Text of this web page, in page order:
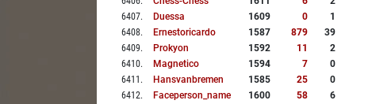
6407. Duessa 1609 0
1
6408. Ernestoricardo 1587 879
39
6409. Prokyon 1592 11
2
6410. Magnetico 1594 7
0
6411 . Hansvanbremen 1585 25
0
6412. Faceperson_name 1600 58
6